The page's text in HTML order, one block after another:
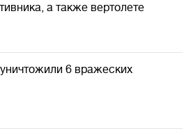
а также вертолете
6 вражеских